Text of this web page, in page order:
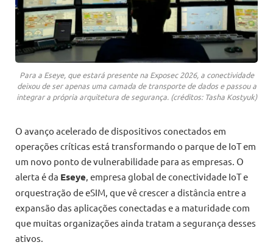
Para a Eseye, que estará presente na Exposec 2026, a conectividade
deixou de ser apenas uma camada de transporte de dados e passou a
integrar a própria arquitetura de segurança. (créditos: Tasha Kostyuk)
O avanço acelerado de dispositivos conectados em
operações críticas está transformando o parque de IoT em
um novo ponto de vulnerabilidade para as empresas. O
alerta é da Eseye, empresa global de conectividade IoT e
orquestração de eSIM, que vê crescer a distância entre a
expansão das aplicações conectadas e a maturidade com
que muitas organizações ainda tratam a segurança desses
ativos.